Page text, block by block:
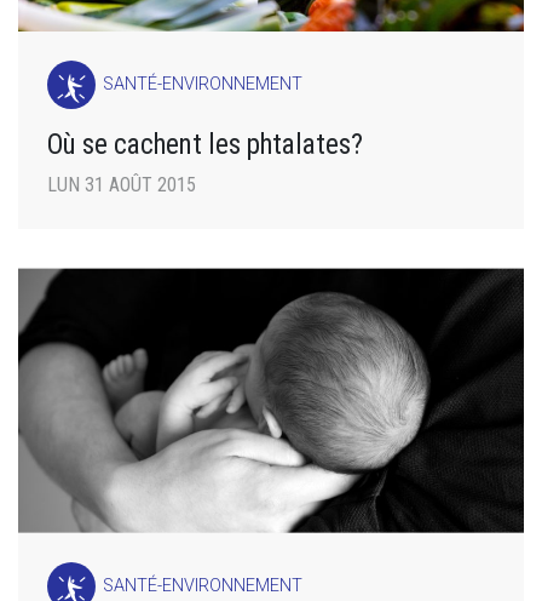
SANTÉ-ENVIRONNEMENT
Où se cachent les phtalates?
LUN 31 AOÛT 2015
SANTÉ-ENVIRONNEMENT